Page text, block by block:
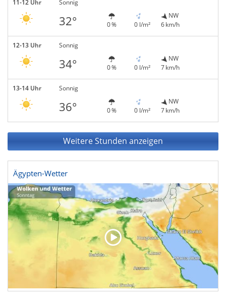
11-12 Uhr Sonnig
32° 0 % 0 l/m²
NW
6 km/h
12-13 Uhr Sonnig
34° 0 % 0 l/m²
NW
7 km/h
13-14 Uhr Sonnig
36° 0 % 0 l/m²
NW
7 km/h
Weitere Stunden anzeigen
Ägypten-Wetter